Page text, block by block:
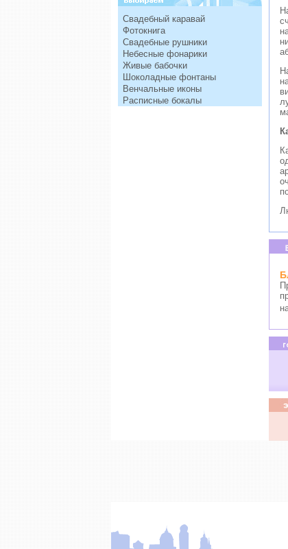
Свадебный каравай
Фотокнига
Свадебные рушники
Небесные фонарики
Живые бабочки
Шоколадные фонтаны
Венчальные иконы
Расписные бокалы